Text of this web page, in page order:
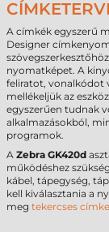
A címkék egyszerű
Designer
nyomatképet. A
feliratot, vonalkódot
mellékeljük az
egyszerűen tudnak
alkalmazásokból,
programok.
A Zebra GK420d
működéshez
kábel, tápegység,
kell kiválasztania a
meg tekercses címke